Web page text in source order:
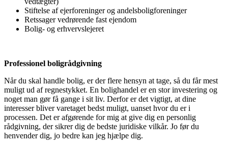
Stiftelse af ejerforeninger og andelsboligforeninger
Retssager vedrørende fast ejendom
Bolig- og erhvervslejeret
Professionel boligrådgivning
Når du skal handle bolig, er der flere hensyn at tage, så du får mest
muligt ud af regnestykket. En bolighandel er en stor investering og
noget man gør få gange i sit liv. Derfor er det vigtigt, at dine
interesser bliver varetaget bedst muligt, uanset hvor du er i
processen. Det er afgørende for mig at give dig en personlig
rådgivning, der sikrer dig de bedste juridiske vilkår. Jo før du
henvender dig, jo bedre kan jeg hjælpe dig.